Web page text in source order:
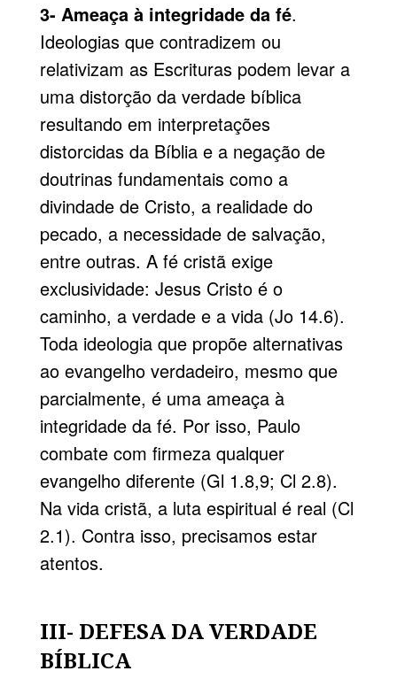
3- Ameaça à integridade da fé.
Ideologias que contradizem ou
relativizam as Escrituras podem levar a
uma distorção da verdade bíblica
resultando em interpretações
distorcidas da Bíblia e a negação de
doutrinas fundamentais como a
divindade de Cristo, a realidade do
pecado, a necessidade de salvação,
entre outras. A fé cristã exige
exclusividade: Jesus Cristo é o
caminho, a verdade e a vida (Jo 14.6).
Toda ideologia que propõe alternativas
ao evangelho verdadeiro, mesmo que
parcialmente, é uma ameaça à
integridade da fé. Por isso, Paulo
combate com firmeza qualquer
evangelho diferente (Gl 1.8,9; Cl 2.8).
Na vida cristã, a luta espiritual é real (Cl
2.1). Contra isso, precisamos estar
atentos.
III- DEFESA DA VERDADE
BÍBLICA